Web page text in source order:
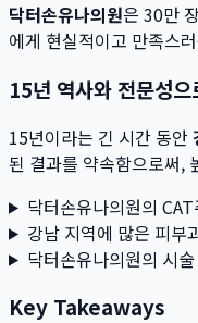
닥터손유나의원은 30만
에게 현실적이고 만족스
15년 역사와 전문성
15년이라는 긴 시간 동안
된 결과를 약속함으로써,
닥터손유나의원의
강남 지역에 많은 피부
닥터손유나의원의 시
Key Takeaways